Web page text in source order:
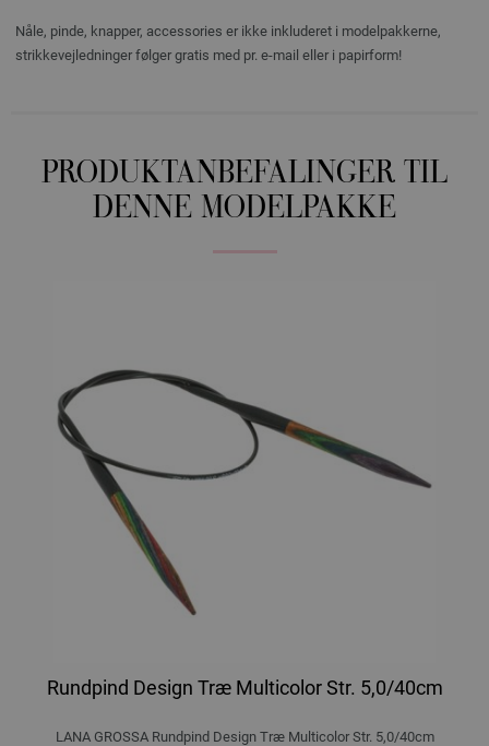
Nåle, pinde, knapper, accessories er ikke inkluderet i modelpakkerne,
strikkevejledninger følger gratis med pr. e-mail eller i papirform!
PRODUKTANBEFALINGER TIL
DENNE MODELPAKKE
Rundpind Design Træ Multicolor Str. 5,0/40cm
LANA GROSSA Rundpind Design Træ Multicolor Str. 5,0/40cm